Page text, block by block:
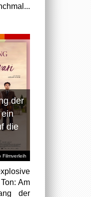
Filmverleih
der
die
Am
der